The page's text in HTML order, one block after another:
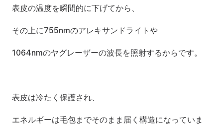
表皮の温度を瞬間的に下げてから、
その上に755nmのアレキサンドライトや
1064nmのヤグレーザーの波長を照射するからです。
表皮は冷たく保護され、
エネルギーは毛包までそのまま届く構造になっていま